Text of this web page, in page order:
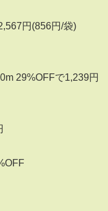
円(856円/袋)
29%OFFで1,239円